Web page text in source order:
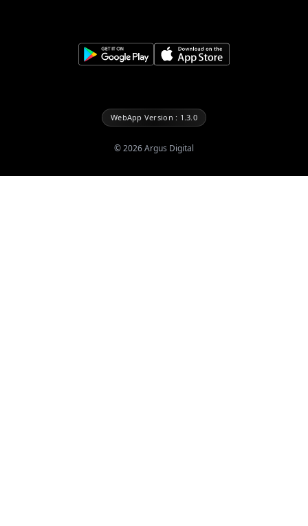
WebApp Version : 1.3.0
©2026Argus Digital